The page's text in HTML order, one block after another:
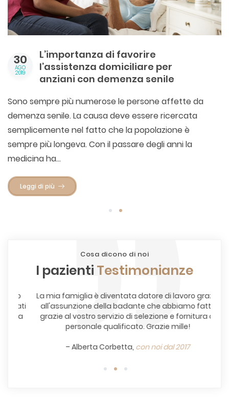
30
AGO
2019
L’importanza di favorire
l’assistenza domiciliare per
anziani con demenza senile
Sono sempre più numerose le persone affette da
demenza senile. La causa deve essere ricercata
semplicemente nel fatto che la popolazione è
sempre più longeva. Con il passare degli anni la
medicina ha...
Leggi di più
1 2
Cosa dicono di noi
I pazienti Testimonianze
La mia famiglia è diventata datore di lavoro grazie
all'assunzione della badante che abbiamo fatto
grazie al vostro servizio di selezione e fornitura di
personale qualificato. Grazie mille!
– Alberta Corbetta,con noi dal 2017
1 2 3